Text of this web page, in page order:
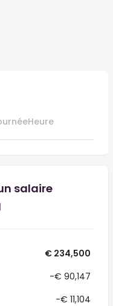
Heure
salaire
€ 234,500
-€ 90,147
-€ 11,104